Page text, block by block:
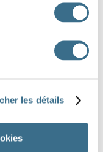
les détails